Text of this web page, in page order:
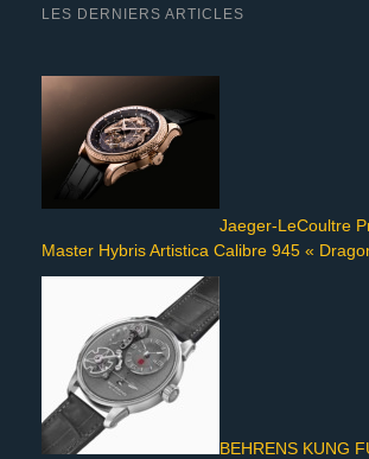
LES DERNIERS ARTICLES
Jaeger-LeCoultre
Master Hybris Artistica Calibre 945 «
BEHRENS KUNG